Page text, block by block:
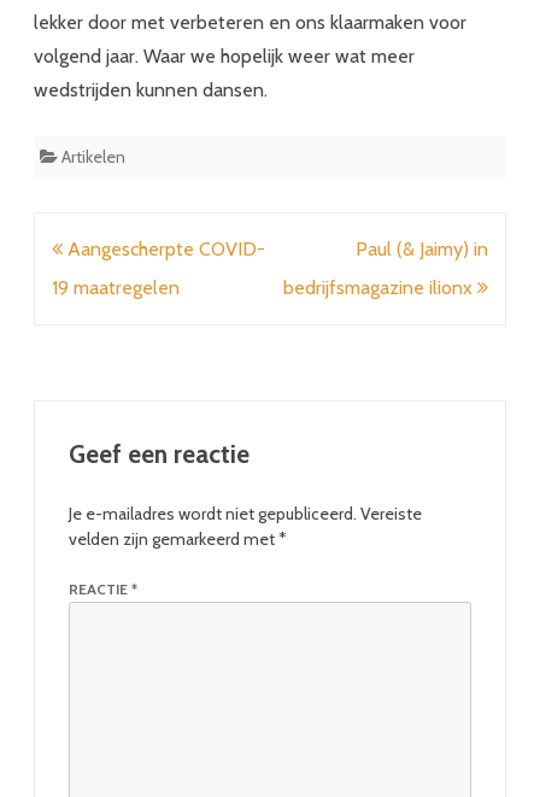
lekker door met verbeteren en ons klaarmaken voor
volgend jaar. Waar we hopelijk weer wat meer
wedstrijden kunnen dansen.
Artikelen
Bericht
navigatie
Aangescherpte COVID-
19 maatregelen
Paul (& Jaimy) in
bedrijfsmagazine ilionx
Geef een reactie
Je e-mailadres wordt niet gepubliceerd. Vereiste
velden zijn gemarkeerd met*
REACTIE *